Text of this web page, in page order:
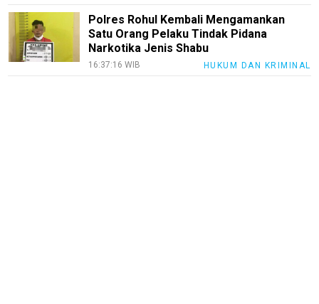
Polres Rohul Kembali Mengamankan
Satu Orang Pelaku Tindak Pidana
Narkotika Jenis Shabu
16:37:16 WIB HUKUM DAN KRIMINAL